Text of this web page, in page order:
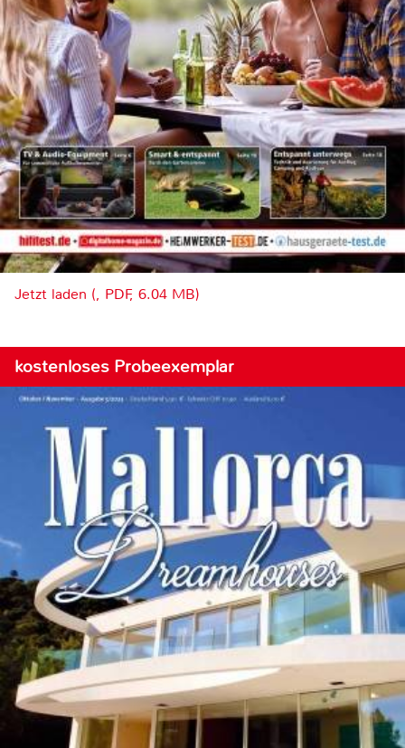
Jetzt laden (, PDF, 6.04 MB)
kostenloses Probeexemplar